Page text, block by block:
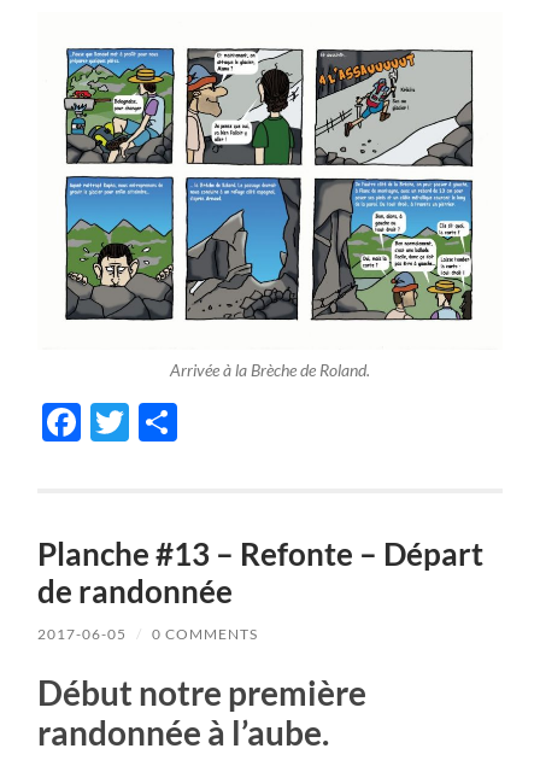
Arrivée à la Brèche de Roland.
Facebook
Twitter
Planche #13 – Refonte – Départ
de randonnée
2017-06-05 / 0 COMMENTS
Début notre première
randonnée à l’aube.